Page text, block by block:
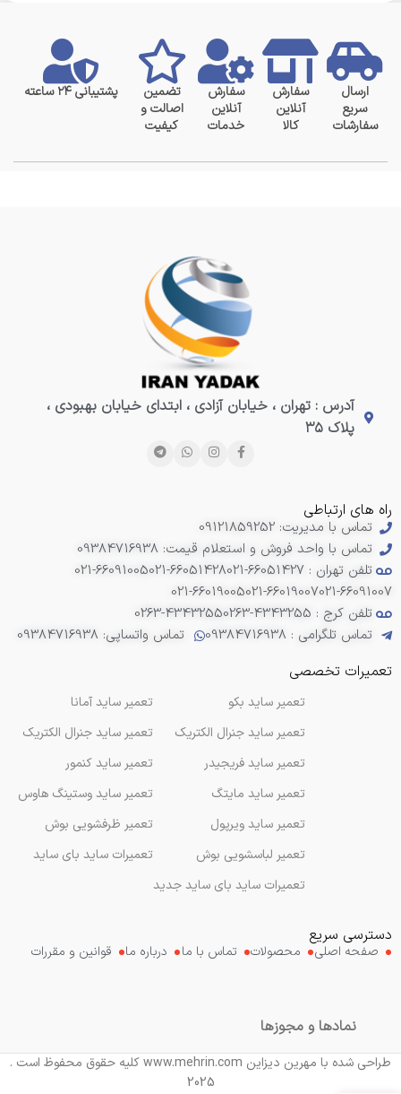
ارسال
سریع
سفارشات
سفارش
آنلاین
کالا
سفارش
آنلاین
خدمات
تضمین
اصالت و
کیفیت
پشتیبانی ۲۴ ساعته
آدرس : تهران ، خیابان آزادی ، ابتدای خیابان بهبودی ،
پلاک ۳۵
راه های ارتباطی
تماس با مدیریت: 09121859252
تماس با واحد فروش و استعلام قیمت: 09384716938
تلفن تهران : 66051427-021
021-66051428
021-66091005
021-66091007
021-66019007
021-66019005
تلفن کرج : 4343255-0263
0263-4343255
تماس تلگرامی : 09384716938
تماس واتساپی: 09384716938
تعمیرات تخصصی
تعمیر ساید آمانا
تعمیر ساید جنرال الکتریک
تعمیر ساید کنمور
تعمیر ساید وستینگ هاوس
تعمیر ظرفشویی بوش
تعمیرات ساید بای ساید
تعمیر ساید بکو
تعمیر ساید جنرال الکتریک
تعمیر ساید فریجیدر
تعمیر ساید مایتگ
تعمیر ساید ویرپول
تعمیر لباسشویی بوش
تعمیرات ساید بای ساید جدید
دسترسی سریع
صفحه اصلی محصولات تماس با ما درباره ما قوانین و مقررات
نمادها و مجوزها
طراحی شده با مهرین دیزاین www.mehrin.com کلیه حقوق محفوظ است .
2025